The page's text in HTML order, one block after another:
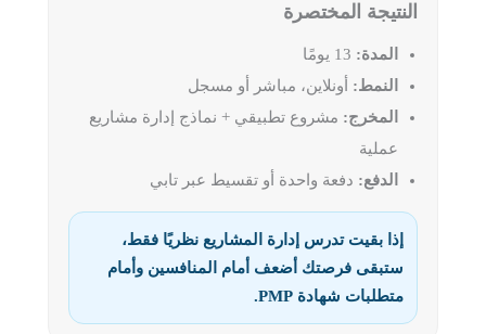
النتيجة المختصرة
المدة:
النمط: أونلاين، مباشر أو مسجل
المخرج: مشروع تطبيقي + نماذج إدارة مشاريع
عملية
الدفع: دفعة واحدة أو تقسيط عبر تابي
إذا بقيت تدرس إدارة المشاريع نظريًا فقط،
ستبقى فرصتك أضعف أمام المنافسين وأمام
متطلبات شهادة PMP.